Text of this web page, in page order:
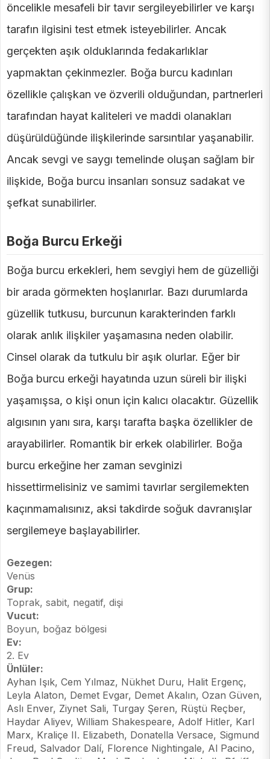
öncelikle mesafeli bir tavır sergileyebilirler ve karşı
tarafın ilgisini test etmek isteyebilirler. Ancak
gerçekten aşık olduklarında fedakarlıklar
yapmaktan çekinmezler. Boğa burcu kadınları
özellikle çalışkan ve özverili olduğundan, partnerleri
tarafından hayat kaliteleri ve maddi olanakları
düşürüldüğünde ilişkilerinde sarsıntılar yaşanabilir.
Ancak sevgi ve saygı temelinde oluşan sağlam bir
ilişkide, Boğa burcu insanları sonsuz sadakat ve
şefkat sunabilirler.
Boğa Burcu Erkeği
Boğa burcu erkekleri, hem sevgiyi hem de güzelliği
bir arada görmekten hoşlanırlar. Bazı durumlarda
güzellik tutkusu, burcunun karakterinden farklı
olarak anlık ilişkiler yaşamasına neden olabilir.
Cinsel olarak da tutkulu bir aşık olurlar. Eğer bir
Boğa burcu erkeği hayatında uzun süreli bir ilişki
yaşamışsa, o kişi onun için kalıcı olacaktır. Güzellik
algısının yanı sıra, karşı tarafta başka özellikler de
arayabilirler. Romantik bir erkek olabilirler. Boğa
burcu erkeğine her zaman sevginizi
hissettirmelisiniz ve samimi tavırlar sergilemekten
kaçınmamalısınız, aksi takdirde soğuk davranışlar
sergilemeye başlayabilirler.
Gezegen:
Venüs
Grup:
Toprak, sabit, negatif, dişi
Vucut:
Boyun, boğaz bölgesi
Ev:
2. Ev
Ünlüler:
Ayhan Işık, Cem Yılmaz, Nükhet Duru, Halit Ergenç,
Leyla Alaton, Demet Evgar, Demet Akalın, Ozan Güven,
Aslı Enver, Ziynet Sali, Turgay Şeren, Rüştü Reçber,
Haydar Aliyev, William Shakespeare, Adolf Hitler, Karl
Marx, Kraliçe II. Elizabeth, Donatella Versace, Sigmund
Freud, Salvador Dalí, Florence Nightingale, Al Pacino,